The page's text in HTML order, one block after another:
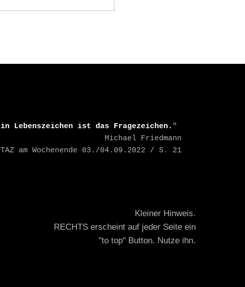
Lebenszeichen ist das Fragezeichen. "
    TAZ am Wochenende 03./04.09.2022 / S. 21
Kleiner Hinweis.
RECHTS erscheint auf jeder Seite ein
"to top" Button. Nutze ihn.